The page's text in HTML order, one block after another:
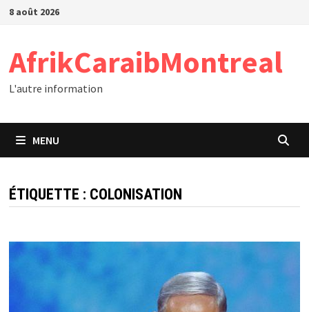
Passer
8 août 2026
AfrikCaraibMontreal
L'autre information
MENU
ÉTIQUETTE : COLONISATION